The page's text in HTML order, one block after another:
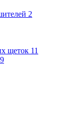
2
щеток 11